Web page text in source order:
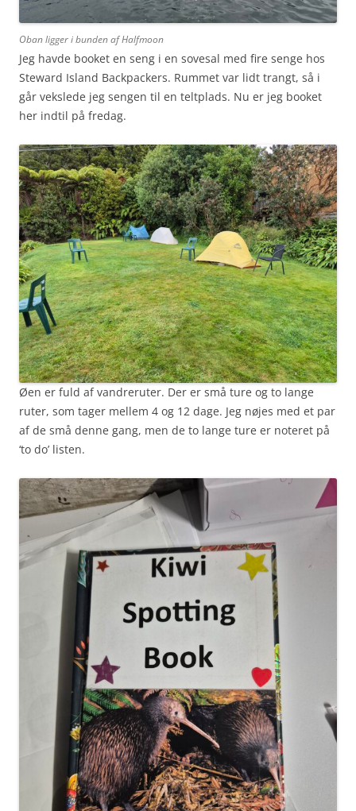
Oban ligger i bunden af Halfmoon
Jeg havde booket en seng i en sovesal med fire senge hos
Steward Island Backpackers. Rummet var lidt trangt, så i
går vekslede jeg sengen til en teltplads. Nu er jeg booket
her indtil på fredag.
Øen er fuld af vandreruter. Der er små ture og to lange
ruter, som tager mellem 4 og 12 dage. Jeg nøjes med et par
af de små denne gang, men de to lange ture er noteret på
‘to do’ listen.